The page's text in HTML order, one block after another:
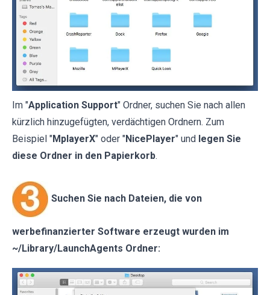
Im "Application Support" Ordner, suchen Sie nach allen
kürzlich hinzugefügten, verdächtigen Ordnern. Zum
Beispiel "MplayerX" oder "NicePlayer" und legen Sie
diese Ordner in den Papierkorb.
Suchen Sie nach Dateien, die von
werbefinanzierter Software erzeugt wurden im
~/Library/LaunchAgents Ordner: